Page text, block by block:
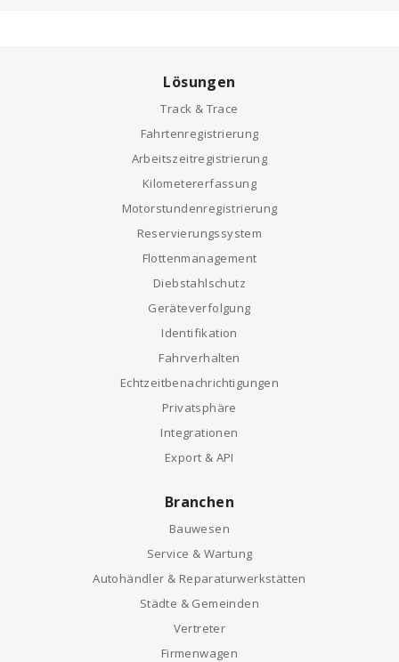
Lösungen
Track & Trace
Fahrtenregistrierung
Arbeitszeitregistrierung
Kilometererfassung
Motorstundenregistrierung
Reservierungssystem
Flottenmanagement
Diebstahlschutz
Geräteverfolgung
Identifikation
Fahrverhalten
Echtzeitbenachrichtigungen
Privatsphäre
Integrationen
Export & API
Branchen
Bauwesen
Service & Wartung
Autohändler & Reparaturwerkstätten
Städte & Gemeinden
Vertreter
Firmenwagen